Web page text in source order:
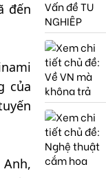
đến
của